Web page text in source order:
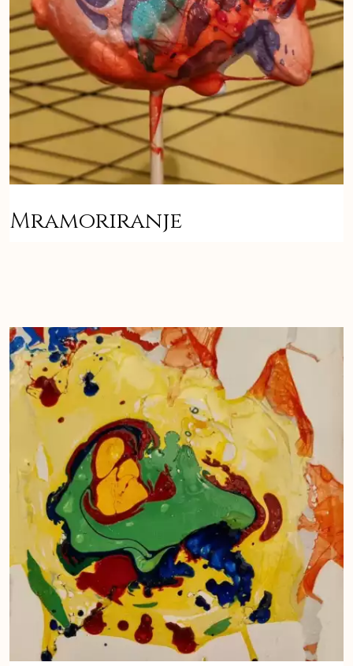
Mramoriranje